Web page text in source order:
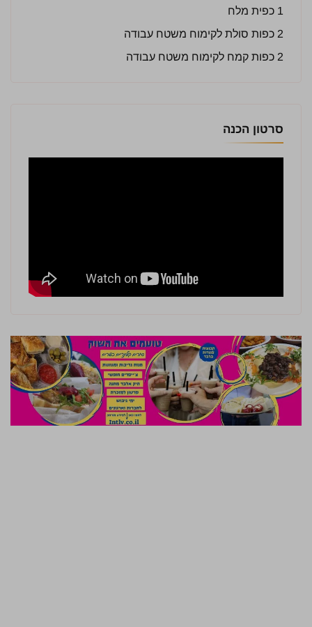
1 כפית מלח
2 כפות סולת לקימוח משטח עבודה
2 כפות קמח לקימוח משטח עבודה
סרטון הכנה